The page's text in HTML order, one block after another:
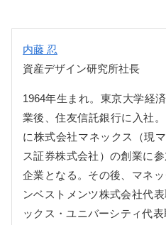
内藤 忍
資産デザイン研究所社長
1964年生まれ。東京大学経
業後、住友信託銀行に入社
に株式会社マネックス（現
ス証券株式会社）の創業に
企業となる。その後、マネ
ンベストメンツ株式会社代
ックス・ユニバーシティ代